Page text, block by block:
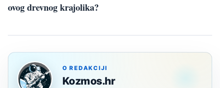
ovog drevnog krajolika?
O REDAKCIJI
Kozmos.hr